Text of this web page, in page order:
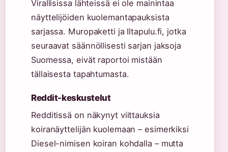
Virallisissa lähteissä ei ole mainintaa
näyttelijöiden kuolemantapauksista
sarjassa. Muropaketti ja Iltapulu.fi, jotka
seuraavat säännöllisesti sarjan jaksoja
Suomessa, eivät raportoi mistään
tällaisesta tapahtumasta.
Reddit-keskustelut
Redditissä on näkynyt viittauksia
koiranäyttelijän kuolemaan – esimerkiksi
Diesel-nimisen koiran kohdalla – mutta